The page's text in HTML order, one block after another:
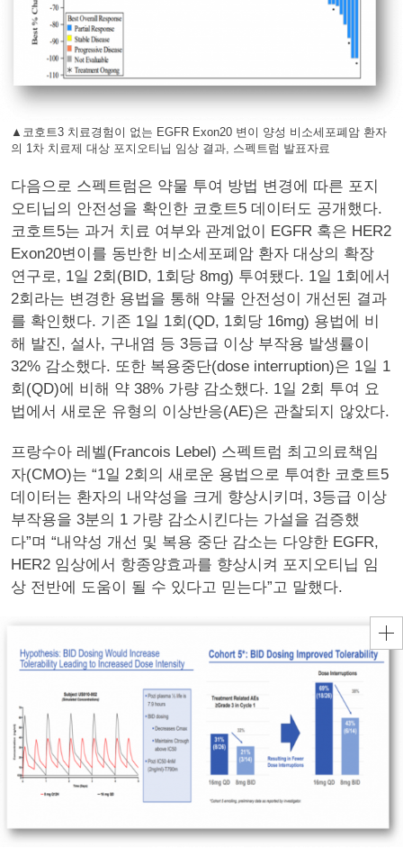
▲코호트3 치료경험이 없는 EGFR Exon20 변이 양성 비소세포폐암 환자
의 1차 치료제 대상 포지오티닙 임상 결과, 스펙트럼 발표자료
다음으로 스펙트럼은 약물 투여 방법 변경에 따른 포지
오티닙의 안전성을 확인한 코호트5 데이터도 공개했다.
코호트5는 과거 치료 여부와 관계없이 EGFR 혹은 HER2
Exon20변이를 동반한 비소세포폐암 환자 대상의 확장
연구로, 1일 2회(BID, 1회당 8mg) 투여됐다. 1일 1회에서
2회라는 변경한 용법을 통해 약물 안전성이 개선된 결과
를 확인했다. 기존 1일 1회(QD, 1회당 16mg) 용법에 비
해 발진, 설사, 구내염 등 3등급 이상 부작용 발생률이
32% 감소했다. 또한 복용중단(dose interruption)은 1일 1
회(QD)에 비해 약 38% 가량 감소했다. 1일 2회 투여 요
법에서 새로운 유형의 이상반응(AE)은 관찰되지 않았다.
프랑수아 레벨(Francois Lebel) 스펙트럼 최고의료책임
자(CMO)는 “1일 2회의 새로운 용법으로 투여한 코호트5
데이터는 환자의 내약성을 크게 향상시키며, 3등급 이상
부작용을 3분의 1 가량 감소시킨다는 가설을 검증했
다”며 “내약성 개선 및 복용 중단 감소는 다양한 EGFR,
HER2 임상에서 항종양효과를 향상시켜 포지오티닙 임
상 전반에 도움이 될 수 있다고 믿는다”고 말했다.